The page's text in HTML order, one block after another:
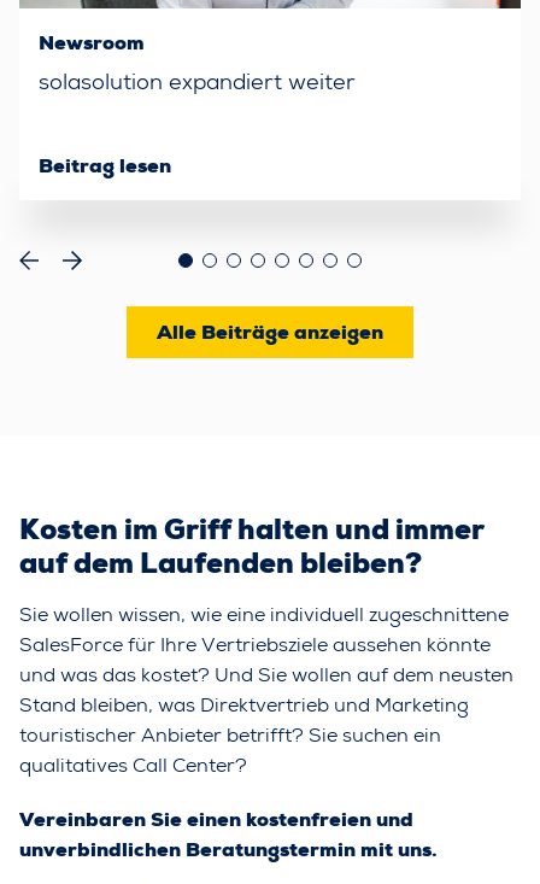
Newsroom
solasolution expandiert weiter
Beitrag lesen
Alle Beiträge anzeigen
Kosten im Griff halten und immer
auf dem Laufenden bleiben?
Sie wollen wissen, wie eine individuell zugeschnittene
SalesForce für Ihre Vertriebsziele aussehen könnte
und was das kostet? Und Sie wollen auf dem neusten
Stand bleiben, was Direktvertrieb und Marketing
touristischer Anbieter betrifft? Sie suchen ein
qualitatives Call Center?
Vereinbaren Sie einen kostenfreien und
unverbindlichen Beratungstermin mit uns.